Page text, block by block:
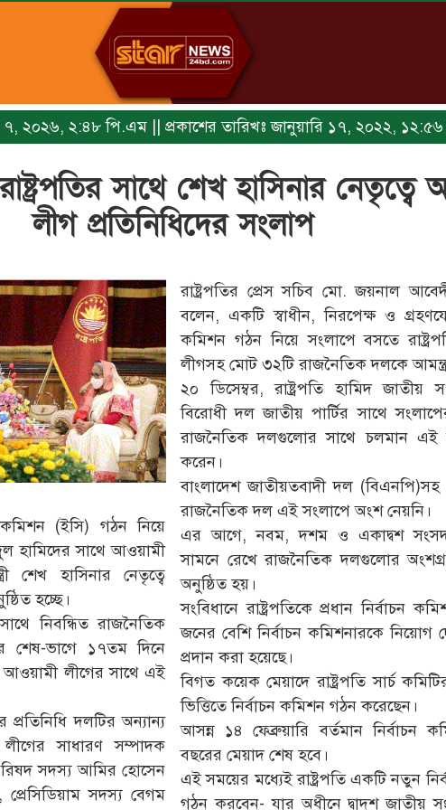
৭, ২০২৬, ২:৪৮ পি.এম || প্রকাশের তারিখঃ জানুয়ারি ১৭, ২০২২, ১২:৫৬
সাথে শেখ হাসিনার নেতৃত্বে
লীগ প্রতিনিধিদের সংলাপ
কমিশন (ইসি) গঠন নিয়ে
হামিদের সাথে আওয়ামী
শেখ হাসিনার নেতৃত্বে
হচ্ছে।
নিবন্ধিত রাজনৈতিক
শেষ-ভাগে ১৭তম দিনে
লীগের সাথে এই
দলটির অন্যান্য
সাধারণ সম্পাদক
সদস্য আমির হোসেন
সদস্য বেগম
রাষ্ট্রপতির প্রেস সচিব মো. জয়নাল
বলেন, একটি স্বাধীন, নিরপেক্ষ ও
কমিশন গঠন নিয়ে সংলাপে বসতে
লীগসহ মোট ৩২টি রাজনৈতিক দলকে
২০ ডিসেম্বর, রাষ্ট্রপতি হামিদ জাতীয়
বিরোধী দল জাতীয় পার্টির সাথে
রাজনৈতিক দলগুলোর সাথে চলমান
করেন।
বাংলাদেশ জাতীয়তবাদী দল
রাজনৈতিক দল এই সংলাপে অংশ নেয়নি।
এর আগে, নবম, দশম ও একাদ্বশ সংসদ
সামনে রেখে রাজনৈতিক দলগুলোর
অনুষ্ঠিত হয়।
সংবিধানে রাষ্ট্রপতিকে প্রধান নির্বাচন
জনের বেশি নির্বাচন কমিশনারকে নিয়োগ
প্রদান করা হয়েছে।
বিগত কয়েক মেয়াদে রাষ্ট্রপতি সার্চ
ভিত্তিতে নির্বাচন কমিশন গঠন করেছেন।
আসন্ন ১৪ ফেব্রুয়ারি বর্তমান নির্বাচন
বছরের মেয়াদ শেষ হবে।
এই সময়ের মধ্যেই রাষ্ট্রপতি একটি নতুন
গঠন করবেন- যার অধীনে দ্বাদশ জাতীয়